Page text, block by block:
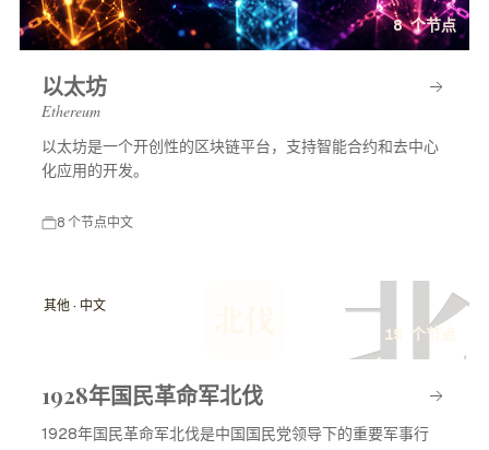
8 个节点
以太坊
Ethereum
以太坊是一个开创性的区块链平台，支持智能合约和去中心
化应用的开发。
8 个节点中文
北
其他 · 中文
15 个节点
1928年国民革命军北伐
1928年国民革命军北伐是中国国民党领导下的重要军事行